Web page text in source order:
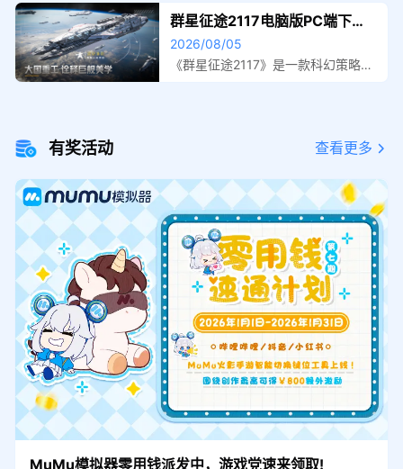
园。想在Mac上体验该游戏，可通过
MuMu模拟器（macOS）轻松运行，
支持多种实用功能，如键位设置和多
群星征途2117电脑版PC端下载
安装教程 电脑版怎么玩群星征途
2117攻略
2026/08/05
《群星征途2117》是一款科幻策略手
拟器在电脑上畅玩，支持多种实用功
能，兼容Windows和MacOS操作系
统。通过模拟器下载游戏并进行安
装，用户可以顺利进入游戏，实现银
河级反击战的策略体验。
有奖活动 查看更多
MuMu模拟器零用钱派发中，游戏党速来领取!